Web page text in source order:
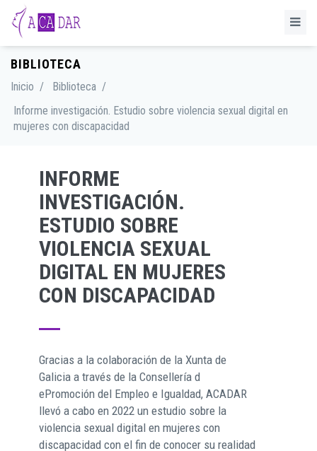
BIBLIOTECA
Inicio / Biblioteca /
Informe investigación. Estudio sobre violencia sexual digital en
mujeres con discapacidad
INFORME
INVESTIGACIÓN.
ESTUDIO SOBRE
VIOLENCIA SEXUAL
DIGITAL EN MUJERES
CON DISCAPACIDAD
Gracias a la colaboración de la Xunta de
Galicia a través de la Consellería d
ePromoción del Empleo e Igualdad, ACADAR
llevó a cabo en 2022 un estudio sobre la
violencia sexual digital en mujeres con
discapacidad con el fin de conocer su realidad